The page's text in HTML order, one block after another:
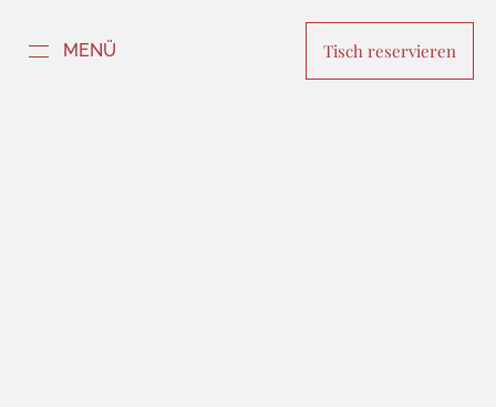
MENÜ Tisch reservieren